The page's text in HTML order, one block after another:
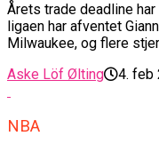
Årets trade deadline
ligaen har afventet
Milwaukee, og flere
Aske Löf Ølting
4. feb
NBA